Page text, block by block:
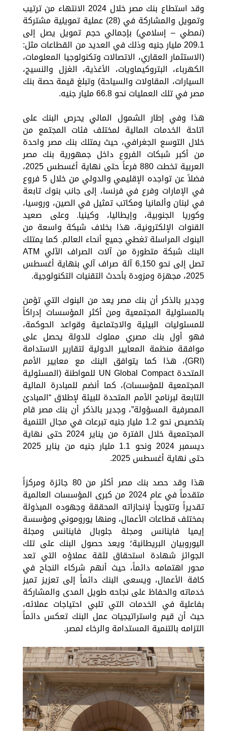
وقد استطاع بنك مصر خلال 2024 الانتهاء من ترتيب
وتمويل والمشاركة في (28) عملية تمويلية مشتركة
(نمطي – إسلامي) بإجمالي حجم تمويل يصل إلى
209.1 مليار جنيه وذلك في العديد من القطاعات مثل:
(الاستثمار العقاري، الاتصالات وتكنولوجيا المعلومات،
الكهرباء، البتروكيماويات، الأغذية، الغزل والنسيج،
السيارات، المقاولات والسياحة) وتبلغ قيمة حصة بنك
مصر في تلك العمليات نحو 66.8 مليار جنيه.
هذا وفي إطار الشمول المالي يحرص البنك على
اتاحة ﺍﻟﺨﺪﻣﺎﺕ ﺍﻟﻤﺎﻟﻴﺔ ﻟﻤﺨﺘﻠﻒ ﻓﺌﺎﺕ ﺍﻟﻤﺠﺘﻤﻊ من
خلال التوسع الجغرافي، حيث يمتلك بنك مصر واحدة
من أكبر شبكات الفروع داخل جمهورية بنك مصر
العربية تخطت 880 فرعاً حتى نهاية أغسطس 2025،
فضلاً عن تواجده الإقليمي والدولي من خلال 5 فروع
في الإمارات وفرع في فرنسا، إلى جانب بنوك تابعة
في لبنان وألمانيا ومكاتب تمثيل في الصين، وروسيا،
وكوريا الجنوبية، وإيطاليا، وكينيا. وعلى صعيد
القنوات الإلكترونية، هذا بخلاف شبكة واسعة من
البنوك المراسلة تغطي جميع أنحاء العالم. كما يمتلك
البنك شبكة متطورة من آلات الصراف الآلي ATM
تصل إلى نحو 6,150 آلة صراف آلي بنهاية أغسطس
2025، مجهزة ومزودة بأحدث التقنيات التكنولوجية.
وجدير بالذكر أن بنك مصر يعد من البنوك التي تؤمن
بالمسئولية المجتمعية ومن أكثر المؤسسات إدراكاً
للمسئوليات البيئية والاجتماعية وقواعد الحوكمة،
فهو أول بنك مصري مملوك للدولة يحصل على
موافقة منظمة المعايير الدولية لتقارير الاستدامة
(GRI)، هذا كما يتوافق البنك مع معايير الأمم
المتحدة UN Global Compact للمواطنة (المسئولية
المجتمعية للمؤسسات)، كما أنضم للمبادرة المالية
التابعة لبرنامج الأمم المتحدة للبيئة لإطلاق “المبادئ
المصرفية المسؤولة”، وجدير بالذكر أن بنك مصر قام
بتخصيص نحو 1.2 مليار جنيه تبرعات في مجال التنمية
المجتمعية خلال الفترة من يناير 2024 حتى نهاية
ديسمبر 2024 ونحو 1.1 مليار جنيه من يناير 2025
حتى نهاية أغسطس 2025.
هذا وقد حصد بنك مصر أكثر من 80 جائزة ومركزاً
متقدماً في عام 2024 من كبرى المؤسسات العالمية
تقديراً وتتويجاً لإنجازاته المحققة وجهوده المبذولة
بمختلف قطاعات الأعمال، ومنها يوروموني ومؤسسة
إيميا فاينانس ومجلة جلوبال فاينانس ومجلة
اليوروبيان البريطانية؛ ويعد حصول البنك على تلك
الجوائز شهادة استحقاق لثقة عملاؤه التي تعد
محور اهتمامه دائماً، حيث أنهم شركاء النجاح في
كافة الأعمال، ويسعى البنك دائماً إلى تعزيز تميز
خدماته والحفاظ على نجاحه طويل المدى والمشاركة
بفاعلية في الخدمات التي تلبي احتياجات عملائه،
حيث أن قيم واستراتيجيات عمل البنك تعكس دائماً
التزامه بالتنمية المستدامة والرخاء لمصر.